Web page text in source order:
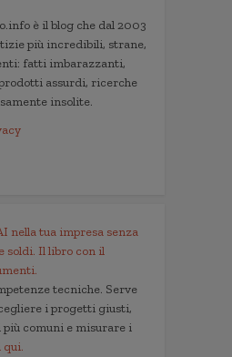
è il blog che dal 2003
più incredibili, strane,
fatti imbarazzanti,
assurdi, ricerche
insolite.
nella tua impresa senza
soldi. Il libro con il
tecniche. Serve
i progetti giusti,
comuni e misurare i
qui.